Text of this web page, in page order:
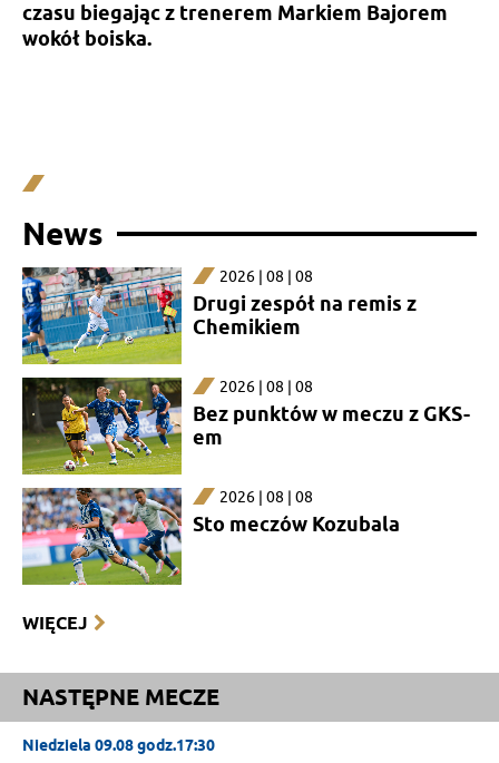
czasu biegając z trenerem Markiem Bajorem
wokół boiska.
News
2026 | 08 | 08
Drugi zespół na remis z
Chemikiem
2026 | 08 | 08
Bez punktów w meczu z GKS-
em
2026 | 08 | 08
Sto meczów Kozubala
WIĘCEJ
NASTĘPNE MECZE
Niedziela 09.08 godz.17:30